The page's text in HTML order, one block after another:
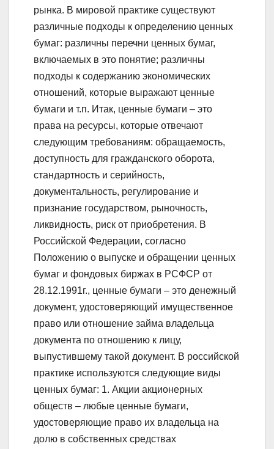
рынка. В мировой практике существуют
различные подходы к определению ценных
бумаг: различны перечни ценных бумаг,
включаемых в это понятие; различны
подходы к содержанию экономических
отношений, которые выражают ценные
бумаги и т.п. Итак, ценные бумаги – это
права на ресурсы, которые отвечают
следующим требованиям: обращаемость,
доступность для гражданского оборота,
стандартность и серийность,
документальность, регулирование и
признание государством, рыночность,
ликвидность, риск от приобретения. В
Российской Федерации, согласно
Положению о выпуске и обращении ценных
бумаг и фондовых биржах в РСФСР от
28.12.1991г., ценные бумаги – это денежный
документ, удостоверяющий имущественное
право или отношение займа владельца
документа по отношению к лицу,
выпустившему такой документ. В российской
практике используются следующие виды
ценных бумаг: 1. Акции акционерных
обществ – любые ценные бумаги,
удостоверяющие право их владельца на
долю в собственных средствах